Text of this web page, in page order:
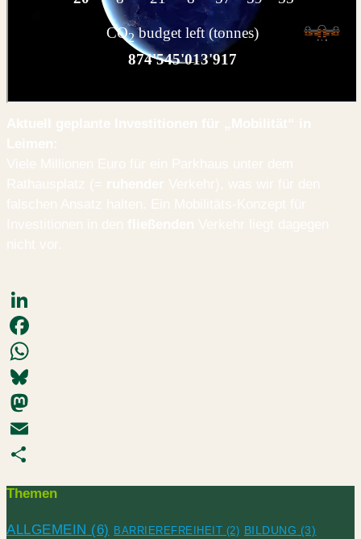
LinkedIn
Facebook
WhatsApp
Bluesky
Mastodon
Email
Themen
ALLGEMEIN (6) BARRIEREFREIHEIT (2) BILDUNG (3)